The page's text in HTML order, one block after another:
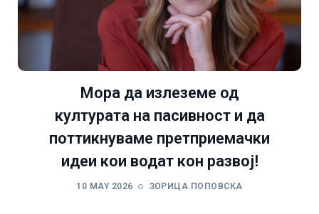
Мора да излеземе од
културата на пасивност и да
поттикнуваме претприемачки
идеи кои водат кон развој!
10 MAY 2026 ЗОРИЦА ПОПОВСКА